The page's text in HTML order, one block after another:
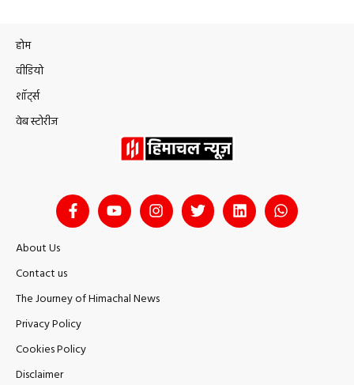
होम
वीडियो
शॉर्ट्स
वेब स्टोरीज
About Us
Contact us
The Journey of Himachal News
Privacy Policy
Cookies Policy
Disclaimer